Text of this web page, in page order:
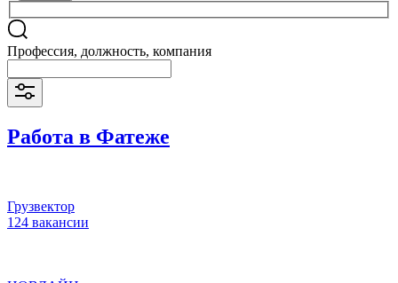
Профессия, должность, компания
Работа в Фатеже
Грузвектор
124 вакансии